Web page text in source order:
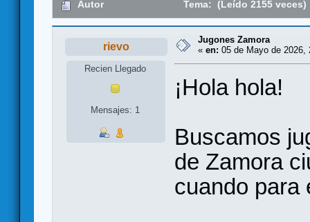
Autor Tema: (Leído 2155 veces)
rievo
Recien Llegado
Mensajes: 1
Jugones Zamora
« en: 05 de Mayo de 2026,
¡Hola hola!
Buscamos
de Zamora
cuando para